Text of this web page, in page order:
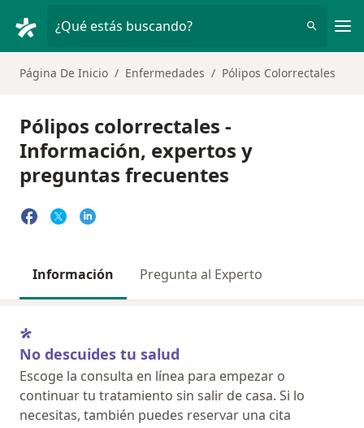
¿Qué estás buscando?
Página De Inicio Enfermedades Pólipos Colorrectales
Pólipos colorrectales -
Información, expertos y
preguntas frecuentes
Información Pregunta al Experto
No descuides tu salud
Escoge la consulta en línea para empezar o
continuar tu tratamiento sin salir de casa. Si lo
necesitas, también puedes reservar una cita